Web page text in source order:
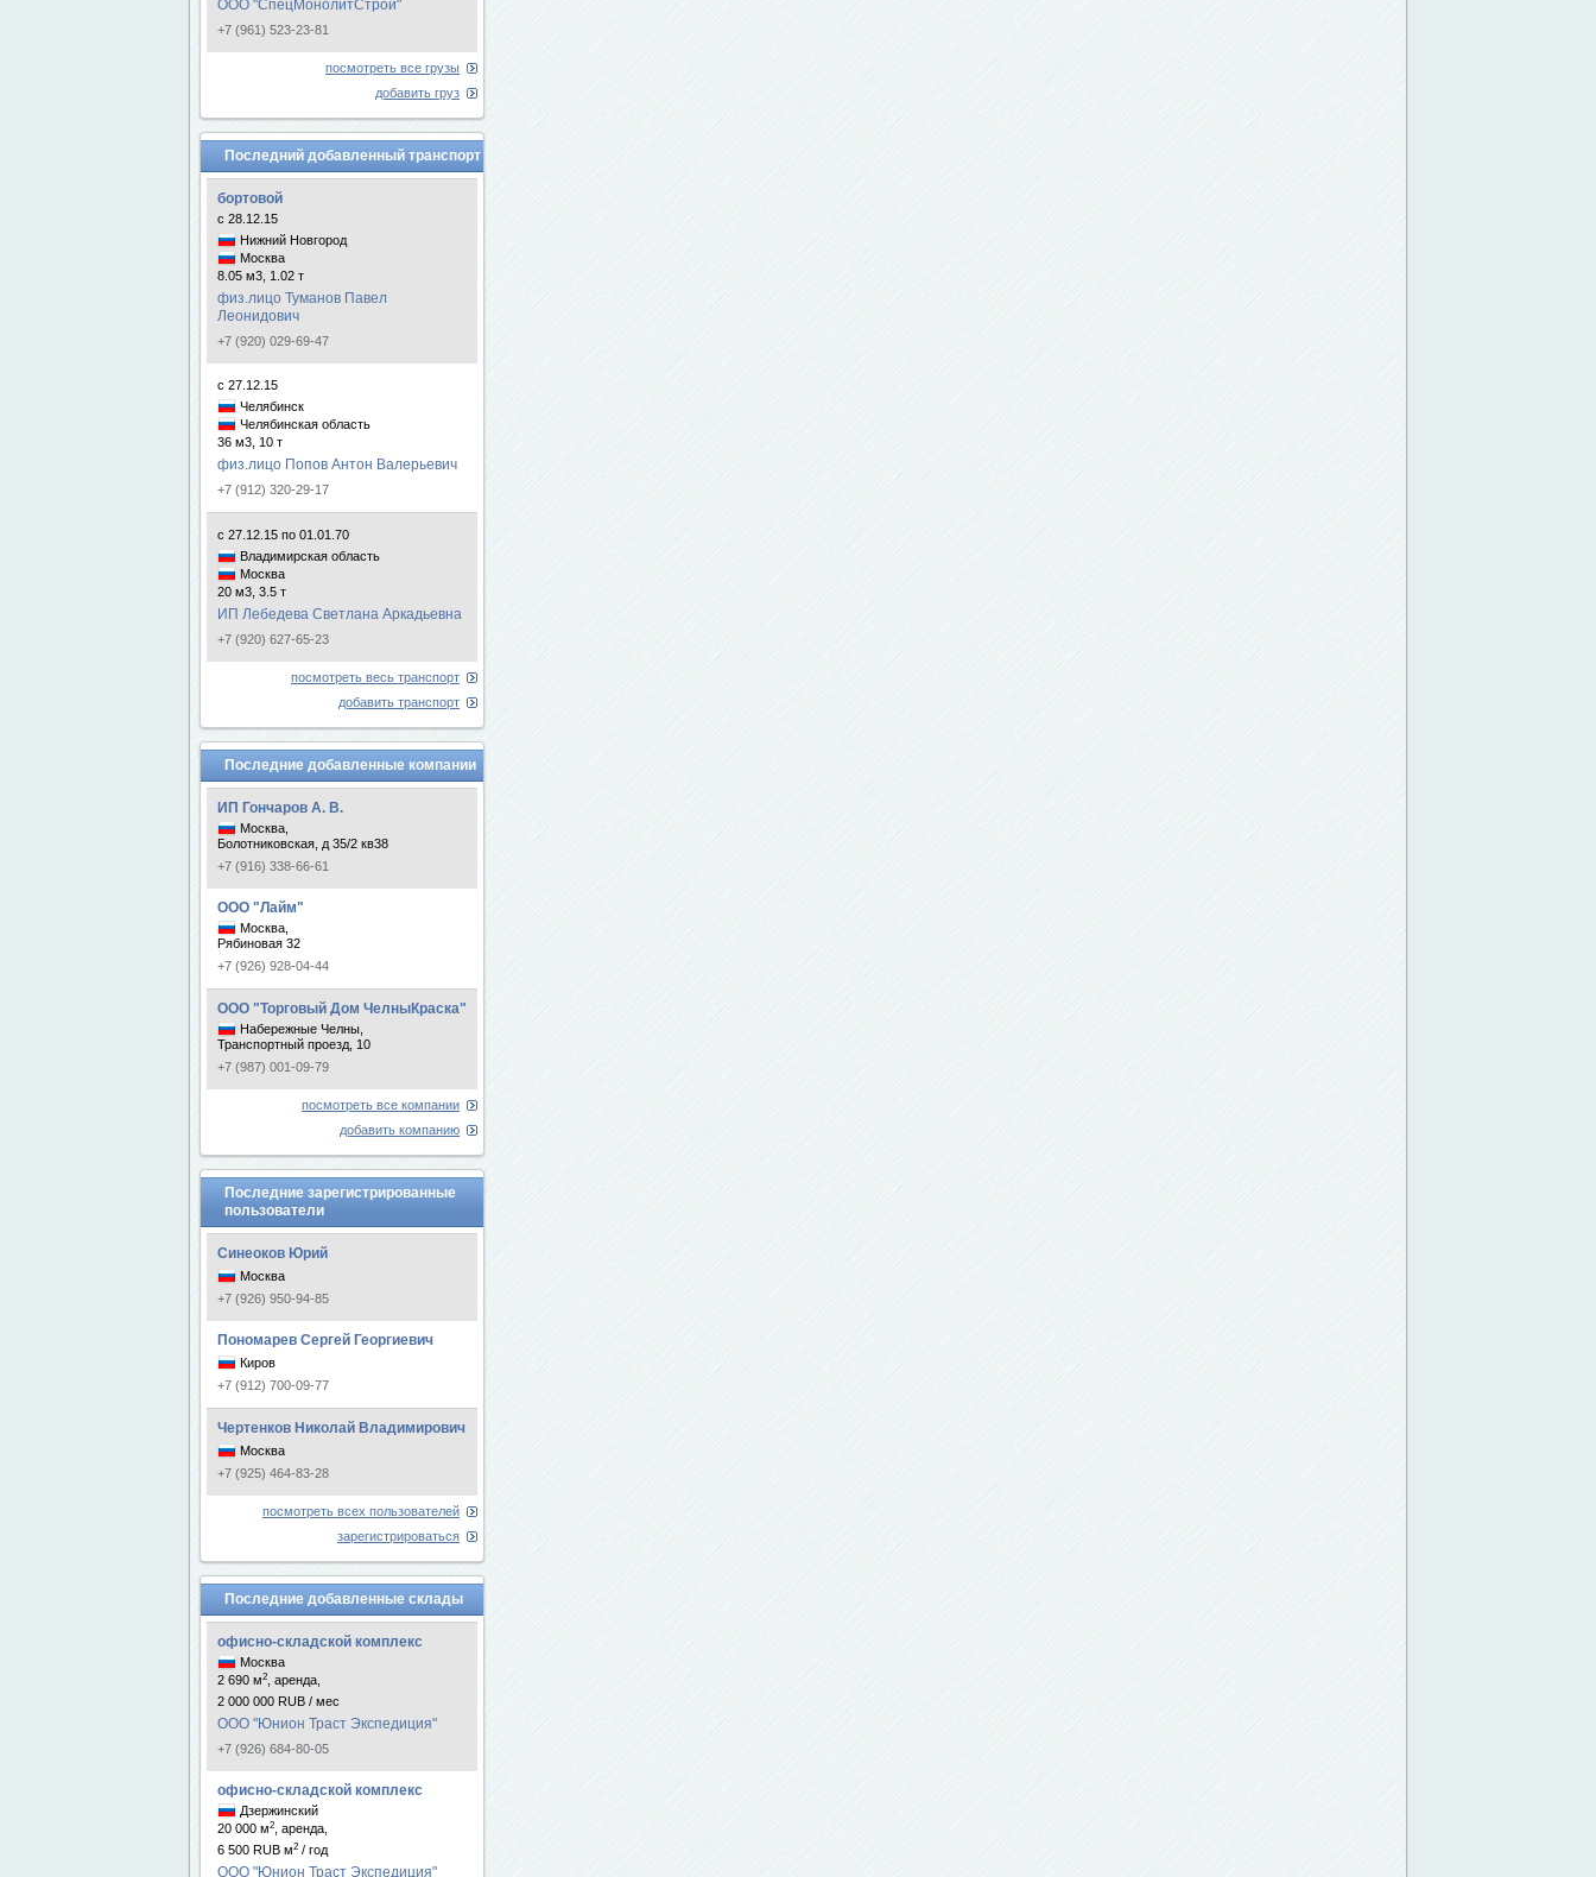
ООО "СпецМонолитСтрой"
+7 (961) 523-23-81
посмотреть все грузы
добавить груз
Последний добавленный транспорт
бортовой
с 28.12.15
Нижний Новгород
Москва
8.05 м3, 1.02 т
физ.лицо Туманов Павел
Леонидович
+7 (920) 029-69-47
с 27.12.15
Челябинск
Челябинская область
36 м3, 10 т
физ.лицо Попов Антон Валерьевич
+7 (912) 320-29-17
с 27.12.15 по 01.01.70
Владимирская область
Москва
20 м3, 3.5 т
ИП Лебедева Светлана Аркадьевна
+7 (920) 627-65-23
посмотреть весь транспорт
добавить транспорт
Последние добавленные компании
ИП Гончаров А. В.
Москва,
Болотниковская, д 35/2 кв38
+7 (916) 338-66-61
ООО "Лайм"
Москва,
Рябиновая 32
+7 (926) 928-04-44
ООО "Торговый Дом ЧелныКраска"
Набережные Челны,
Транспортный проезд, 10
+7 (987) 001-09-79
посмотреть все компании
добавить компанию
Последние зарегистрированные
пользователи
Синеоков Юрий
Москва
+7 (926) 950-94-85
Пономарев Сергей Георгиевич
Киров
+7 (912) 700-09-77
Чертенков Николай Владимирович
Москва
+7 (925) 464-83-28
посмотреть всех пользователей
зарегистрироваться
Последние добавленные склады
офисно-складской комплекс
Москва
2 690 м2
, аренда,
2 000 000 RUB / мес
ООО "Юнион Траст Экспедиция"
+7 (926) 684-80-05
офисно-складской комплекс
Дзержинский
20 000 м2
, аренда,
6 500 RUB м2 / год
ООО "Юнион Траст Экспедиция"